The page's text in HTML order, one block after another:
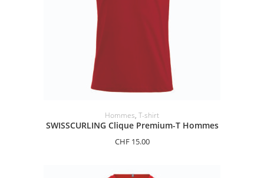
SÉLECTIONNER LES OPTIONS
Hommes, T-shirt
SWISSCURLING Clique Premium-T Hommes
CHF15.00